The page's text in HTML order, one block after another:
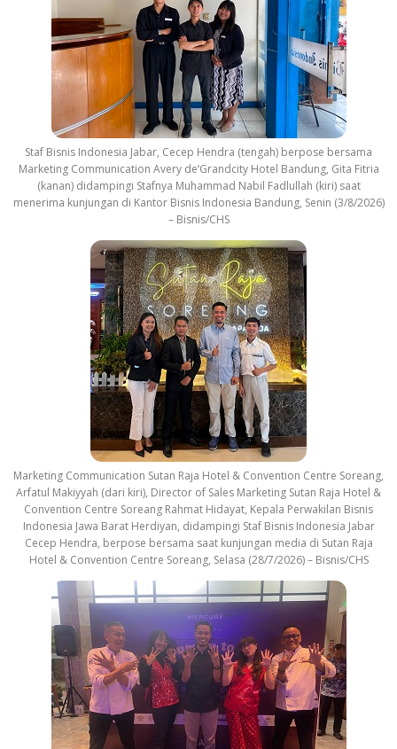
Staf Bisnis Indonesia Jabar, Cecep Hendra (tengah) berpose bersama
Marketing Communication Avery de’Grandcity Hotel Bandung, Gita Fitria
(kanan) didampingi Stafnya Muhammad Nabil Fadlullah (kiri) saat
menerima kunjungan di Kantor Bisnis Indonesia Bandung, Senin (3/8/2026)
– Bisnis/CHS
Marketing Communication Sutan Raja Hotel & Convention Centre Soreang,
Arfatul Makiyyah (dari kiri), Director of Sales Marketing Sutan Raja Hotel &
Convention Centre Soreang Rahmat Hidayat, Kepala Perwakilan Bisnis
Indonesia Jawa Barat Herdiyan, didampingi Staf Bisnis Indonesia Jabar
Cecep Hendra, berpose bersama saat kunjungan media di Sutan Raja
Hotel & Convention Centre Soreang, Selasa (28/7/2026) – Bisnis/CHS